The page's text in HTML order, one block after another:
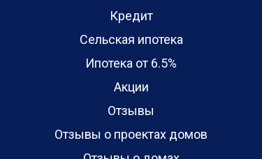
Кредит
Сельская ипотека
Ипотека от 6.5%
Акции
Отзывы
Отзывы о проектах домов